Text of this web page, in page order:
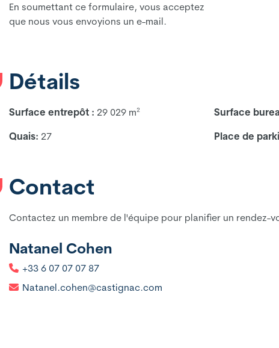
En soumettant ce formulaire, vous acceptez
que nous vous envoyions un e-mail.
Détails
Surface entrepôt : 29 029 m² Surface
Quais: 27 Place de
Contact
Contactez un membre de l'équipe pour planifier un rendez-
Natanel Cohen
+33 6 07 07 07 87
Natanel.cohen@castignac.com